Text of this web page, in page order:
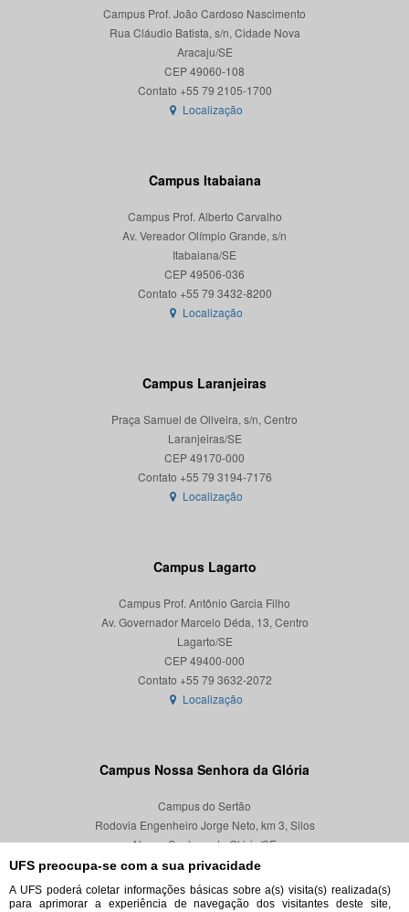
UFS preocupa-se com a sua privacidade
A UFS poderá coletar informações básicas sobre a(s) visita(s) realizada(s)
para aprimorar a experiência de navegação dos visitantes deste site,
Campus Prof. João Cardoso Nascimento
Rua Cláudio Batista, s/n, Cidade Nova
Aracaju/SE
CEP 49060-108
Localização
Campus Itabaiana
Campus Prof. Alberto Carvalho
Av. Vereador Olímpio Grande, s/n
Itabaiana/SE
CEP 49506-036
Localização
Campus Laranjeiras
Praça Samuel de Oliveira, s/n, Centro
Laranjeiras/SE
CEP 49170-000
Localização
Campus Lagarto
Campus Prof. Antônio Garcia Filho
Av. Governador Marcelo Déda, 13, Centro
Lagarto/SE
CEP 49400-000
Localização
Campus Nossa Senhora da Glória
Campus do Sertão
Rodovia Engenheiro Jorge Neto, km 3, Silos
Nossa Senhora da Glória/SE
CEP 49680-000
Localização